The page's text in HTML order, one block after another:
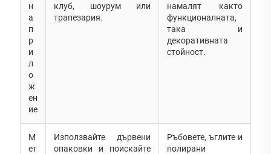
н
а
п
р
и
л
о
ж
ен
ие
клуб, шоурум или
трапезария.
намалят както
функционалната,
така и
декоративната
стойност.
М
ет
Използвайте дървени
опаковки и поискайте
Ръбовете, ъглите и
полирани